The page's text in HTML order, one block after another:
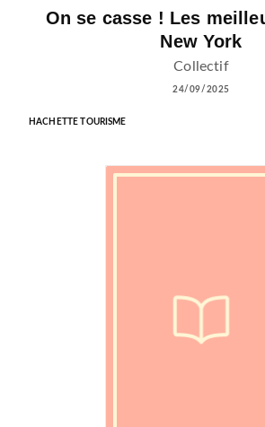
On se casse ! Les
New York
Collectif
24/09/2025
HACHETTE TOURISME